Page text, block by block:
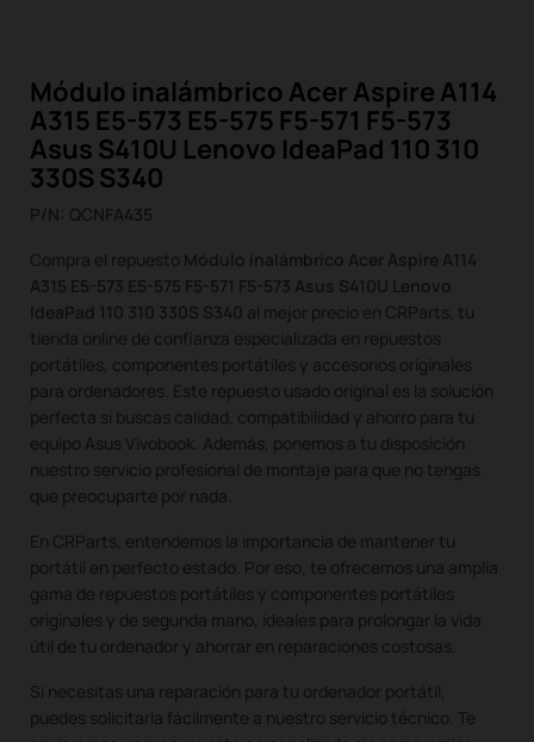
Módulo inalámbrico Acer Aspire A114
A315 E5-573 E5-575 F5-571 F5-573
Asus S410U Lenovo IdeaPad 110 310
330S S340
P/N: QCNFA435
Compra el repuesto Módulo inalámbrico Acer Aspire A114
A315 E5-573 E5-575 F5-571 F5-573 Asus S410U Lenovo
IdeaPad 110 310 330S S340 al mejor precio en CRParts, tu
tienda online de confianza especializada en repuestos
portátiles, componentes portátiles y accesorios originales
para ordenadores. Este repuesto usado original es la solución
perfecta si buscas calidad, compatibilidad y ahorro para tu
equipo Asus Vivobook. Además, ponemos a tu disposición
nuestro servicio profesional de montaje para que no tengas
que preocuparte por nada.
En CRParts, entendemos la importancia de mantener tu
portátil en perfecto estado. Por eso, te ofrecemos una amplia
gama de repuestos portátiles y componentes portátiles
originales y de segunda mano, ideales para prolongar la vida
útil de tu ordenador y ahorrar en reparaciones costosas.
Si necesitas una reparación para tu ordenador portátil,
puedes solicitarla fácilmente a nuestro servicio técnico. Te